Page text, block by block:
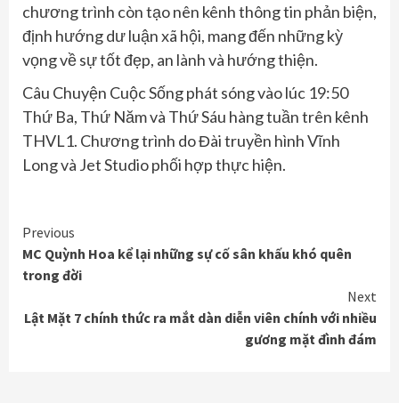
chương trình còn tạo nên kênh thông tin phản biện,
định hướng dư luận xã hội, mang đến những kỳ
vọng về sự tốt đẹp, an lành và hướng thiện.
Câu Chuyện Cuộc Sống phát sóng vào lúc 19:50
Thứ Ba, Thứ Năm và Thứ Sáu hàng tuần trên kênh
THVL1. Chương trình do Đài truyền hình Vĩnh
Long và Jet Studio phối hợp thực hiện.
Continue
Reading
Previous
MC Quỳnh Hoa kể lại những sự cố sân khấu khó quên
trong đời
Next
Lật Mặt 7 chính thức ra mắt dàn diễn viên chính với nhiều
gương mặt đình đám